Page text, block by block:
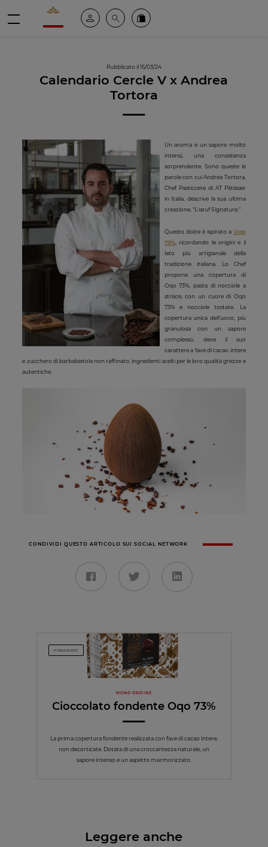
Valrhona - Imaginons le meilleur du chocolat
Il mio account
Cerca Ordinate i nostri prodotti online
Pubblicato il 15/03/24
Calendario Cercle V x Andrea
Tortora
Un aroma e un sapore molto
intensi, una consistenza
sorprendente. Sono queste le
parole con cui Andrea Tortora,
Chef Pasticcere di AT Pâtissier
in Italia, descrive la sua ultima
creazione, "L'œuf Signature."
Questo dolce è ispirato a Oqo
73%, ricordando le origini e il
lato più artigianale della
tradizione italiana. Lo Chef
propone una copertura di
Oqo 73%, pasta di nocciole a
strisce, con un cuore di Oqo
73% e nocciole tostate. La
copertura unica dell'uovo, più
granulosa con un sapore
complesso, deve il suo
carattere a fave di cacao intere
e zucchero di barbabietola non raffinato, ingredienti scelti per le loro qualità grezze e
autentiche.
CONDIVIDI QUESTO ARTICOLO SUI SOCIAL NETWORK
FONDENTE
MONO ORIGINE
Cioccolato fondente Oqo 73%
La prima copertura fondente realizzata con fave di cacao intere,
non decorticate. Dotata di una croccantezza naturale, un
sapore intenso e un aspetto marmorizzato.
Leggere anche